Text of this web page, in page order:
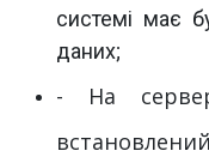
системі має
даних;
- На